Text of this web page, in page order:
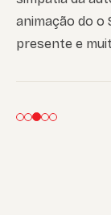
animação do o
presente e